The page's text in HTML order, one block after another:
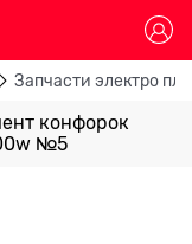
Запчасти электро
конфорок
№5